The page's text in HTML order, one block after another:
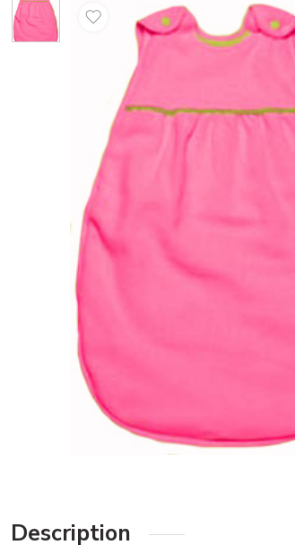
Description